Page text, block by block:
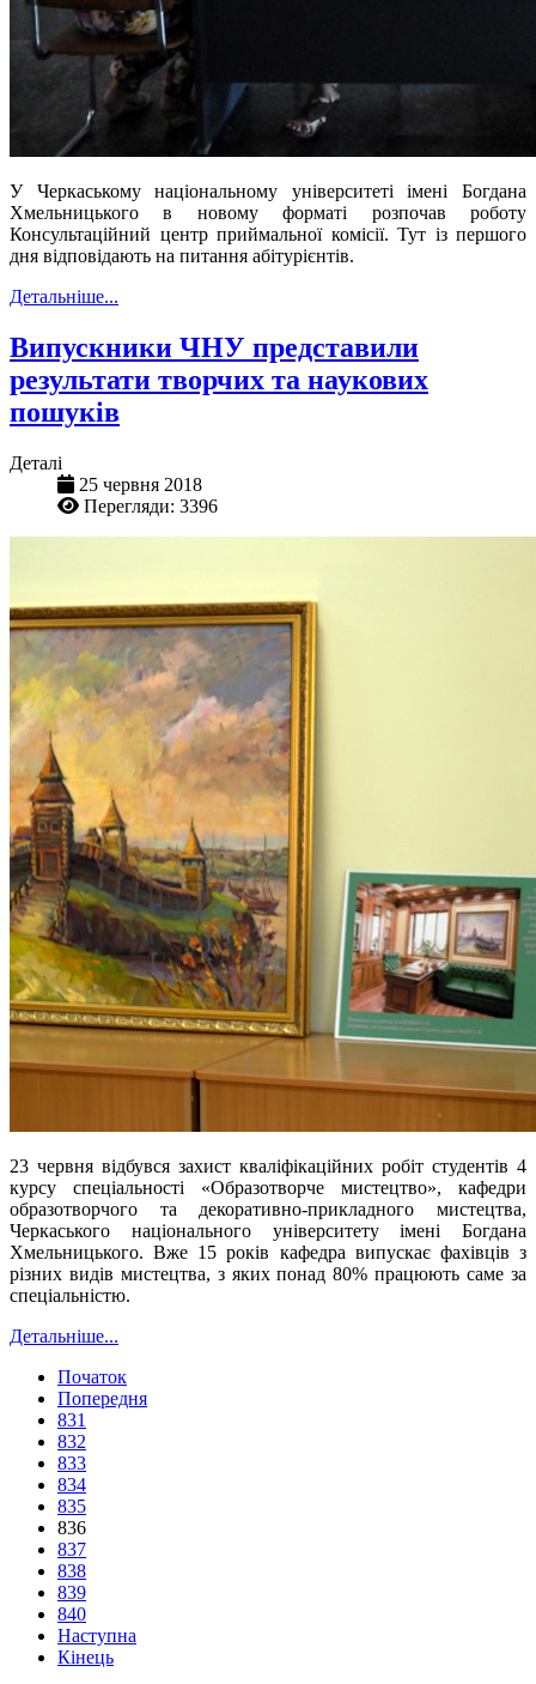
У Черкаському національному університеті імені Богдана
Хмельницького в новому форматі розпочав роботу
Консультаційний центр приймальної комісії. Тут із першого
дня відповідають на питання абітурієнтів.
Детальніше...
Випускники ЧНУ представили
результати творчих та наукових
пошуків
Деталі
25 червня 2018
Перегляди: 3396
23 червня відбувся захист кваліфікаційних робіт студентів 4
курсу спеціальності «Образотворче мистецтво», кафедри
образотворчого та декоративно-прикладного мистецтва,
Черкаського національного університету імені Богдана
Хмельницького. Вже 15 років кафедра випускає фахівців з
різних видів мистецтва, з яких понад 80% працюють саме за
спеціальністю.
Детальніше...
Початок
Попередня
831
832
833
834
835
836
837
838
839
840
Наступна
Кінець